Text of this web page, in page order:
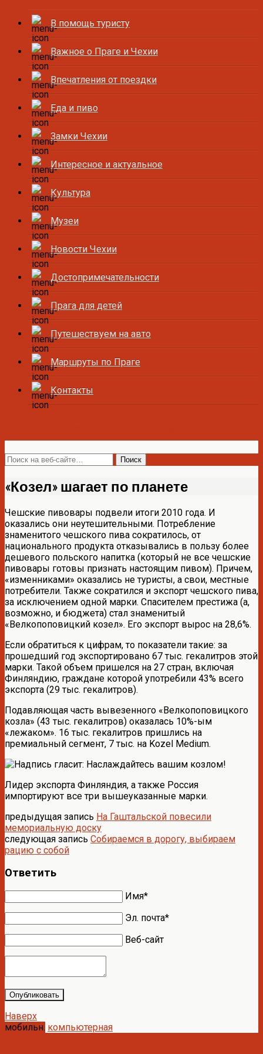
В помощь туристу
Важное о Праге и Чехии
Впечатления от поездки
Еда и пиво
Замки Чехии
Интересное и актуальное
Культура
Музеи
Новости Чехии
Достопримечательности
Прага для детей
Путешествуем на авто
Маршруты по Праге
Контакты
«Козел» шагает по планете
Чешские пивовары подвели итоги 2010 года. И
оказались они неутешительными. Потребление
знаменитого чешского пива сократилось, от
национального продукта отказывались в пользу более
дешевого польского напитка (который не все чешские
пивовары готовы признать настоящим пивом). Причем,
«изменниками» оказались не туристы, а свои, местные
потребители. Также сократился и экспорт чешского пива,
за исключением одной марки. Спасителем престижа (а,
возможно, и бюджета) стал знаменитый
«Велкопоповицкий козел». Его экспорт вырос на 28,6%.
Если обратиться к цифрам, то показатели такие: за
прошедший год экспортировано 67 тыс. гекалитров этой
марки. Такой объем пришелся на 27 стран, включая
Финляндию, граждане которой употребили 43% всего
экспорта (29 тыс. гекалитров).
Подавляющая часть вывезенного «Велкопоповицкого
козла» (43 тыс. гекалитров) оказалась 10%-ым
«лежаком». 16 тыс. гекалитров пришлись на
премиальный сегмент, 7 тыс. на Kozel Medium.
Лидер экспорта Финляндия, а также Россия
импортируют все три вышеуказанные марки.
предыдущая запись На Гаштальской повесили
мемориальную доску
следующая запись Собираемся в дорогу, выбираем
рацию с собой
Ответить
Имя*
Эл. почта*
Веб-сайт
Опубликовать
Наверх
мобильн. компьютерная